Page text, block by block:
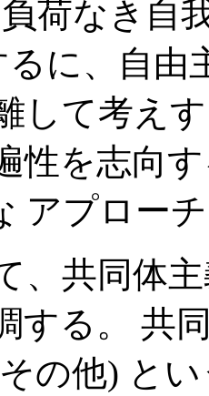
荷なき自
に、自由
して考え
性を志向
アプロー
、共同体
する。 共
の他) と